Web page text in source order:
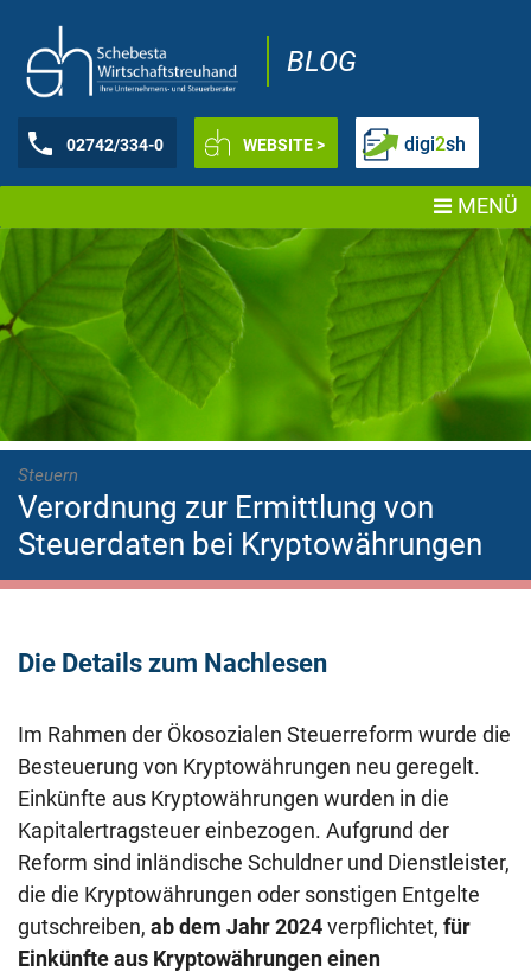
BLOG
02742/334-0 WEBSITE > digi2sh
MENÜ
Steuern
Verordnung zur Ermittlung von
Steuerdaten bei Kryptowährungen
Die Details zum Nachlesen
Im Rahmen der Ökosozialen Steuerreform wurde die
Besteuerung von Kryptowährungen neu geregelt.
Einkünfte aus Kryptowährungen wurden in die
Kapitalertragsteuer einbezogen. Aufgrund der
Reform sind inländische Schuldner und Dienstleister,
die die Kryptowährungen oder sonstigen Entgelte
gutschreiben, ab dem Jahr 2024verpflichtet, für
Einkünfte aus Kryptowährungen einen